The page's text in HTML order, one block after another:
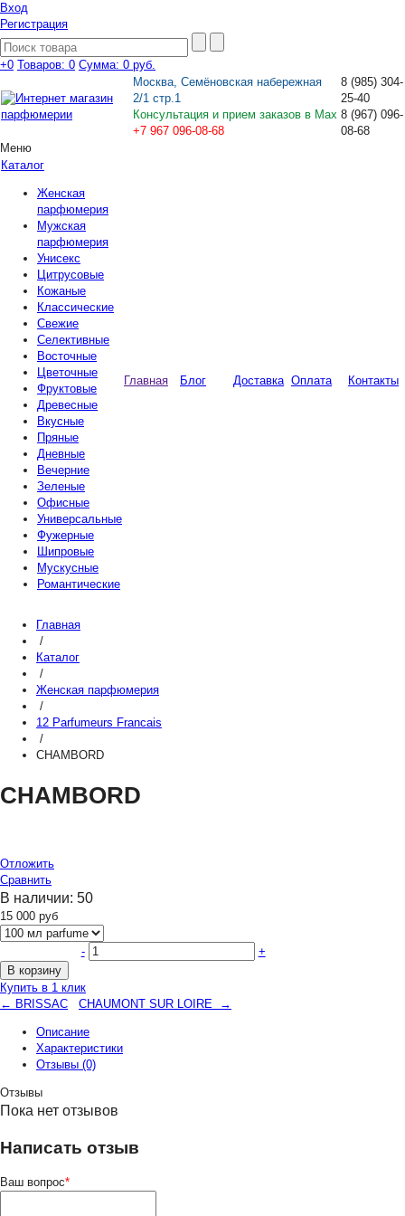
Вход
Регистрация
+0 Товаров: 0 Сумма: 0 руб.
Москва, Семёновская набережная
2/1 стр.1
Консультация и прием заказов в Max
+7 967 096-08-68
8 (985) 304-
25-40
8 (967) 096-
08-68
Меню
Каталог
Женская
парфюмерия
Мужская
парфюмерия
Унисекс
Цитрусовые
Кожаные
Классические
Свежие
Селективные
Восточные
Цветочные
Фруктовые
Древесные
Вкусные
Пряные
Дневные
Вечерние
Зеленые
Офисные
Универсальные
Фужерные
Шипровые
Мускусные
Романтические
Главная Блог Доставка Оплата Контакты
Главная
/
Каталог
/
Женская парфюмерия
/
12 Parfumeurs Francais
/
CHAMBORD
CHAMBORD
Отложить
Сравнить
В наличии: 50
15 000 руб
-
+
В корзину
Купить в 1 клик
← BRISSAC
CHAUMONT SUR LOIRE →
Описание
Характеристики
Отзывы (0)
Отзывы
Пока нет отзывов
Написать отзыв
Ваш вопрос*